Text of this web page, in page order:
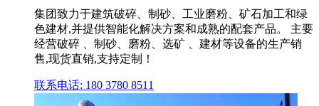
集团致力于建筑破碎、制砂、工业磨粉、矿石加工和绿
色建材,并提供智能化解决方案和成熟的配套产品。 主要
经营破碎 、制砂、磨粉、选矿 、建材等设备的生产销
售,现货直销,支持定制！
联系电话: 180 3780 8511